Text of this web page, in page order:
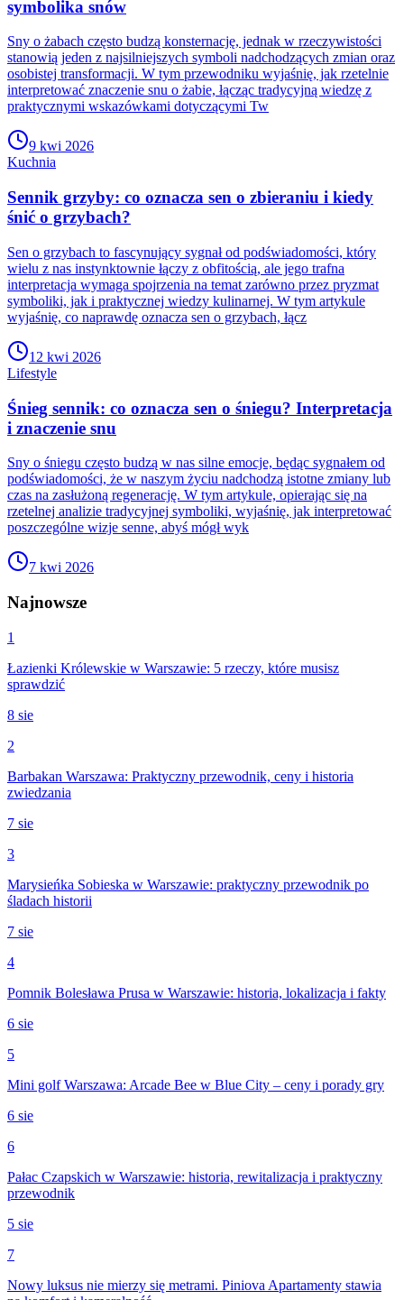
symbolika snów
Sny o żabach często budzą konsternację, jednak w rzeczywistości
stanowią jeden z najsilniejszych symboli nadchodzących zmian oraz
osobistej transformacji. W tym przewodniku wyjaśnię, jak rzetelnie
interpretować znaczenie snu o żabie, łącząc tradycyjną wiedzę z
praktycznymi wskazówkami dotyczącymi Tw
9 kwi 2026
Kuchnia
Sennik grzyby: co oznacza sen o zbieraniu i kiedy
śnić o grzybach?
Sen o grzybach to fascynujący sygnał od podświadomości, który
wielu z nas instynktownie łączy z obfitością, ale jego trafna
interpretacja wymaga spojrzenia na temat zarówno przez pryzmat
symboliki, jak i praktycznej wiedzy kulinarnej. W tym artykule
wyjaśnię, co naprawdę oznacza sen o grzybach, łącz
12 kwi 2026
Lifestyle
Śnieg sennik: co oznacza sen o śniegu? Interpretacja
i znaczenie snu
Sny o śniegu często budzą w nas silne emocje, będąc sygnałem od
podświadomości, że w naszym życiu nadchodzą istotne zmiany lub
czas na zasłużoną regenerację. W tym artykule, opierając się na
rzetelnej analizie tradycyjnej symboliki, wyjaśnię, jak interpretować
poszczególne wizje senne, abyś mógł wyk
7 kwi 2026
Najnowsze
1
Łazienki Królewskie w Warszawie: 5 rzeczy, które musisz
sprawdzić
8 sie
2
Barbakan Warszawa: Praktyczny przewodnik, ceny i historia
zwiedzania
7 sie
3
Marysieńka Sobieska w Warszawie: praktyczny przewodnik po
śladach historii
7 sie
4
Pomnik Bolesława Prusa w Warszawie: historia, lokalizacja i fakty
6 sie
5
Mini golf Warszawa: Arcade Bee w Blue City – ceny i porady gry
6 sie
6
Pałac Czapskich w Warszawie: historia, rewitalizacja i praktyczny
przewodnik
5 sie
7
Nowy luksus nie mierzy się metrami. Piniova Apartamenty stawia